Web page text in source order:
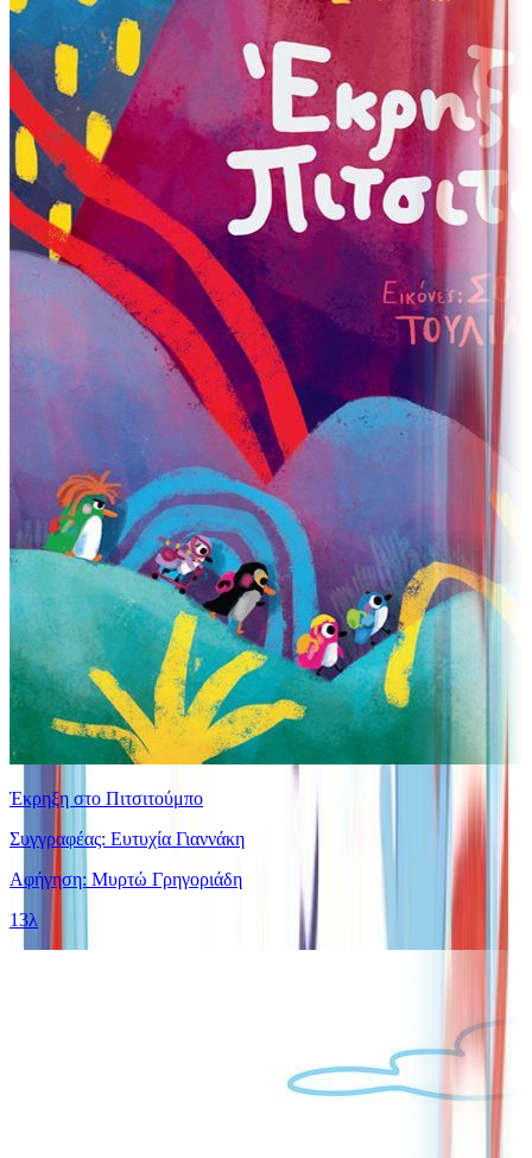
Έκρηξη στο Πιτσιτούμπο
Συγγραφέας: Ευτυχία Γιαννάκη
Αφήγηση: Μυρτώ Γρηγοριάδη
13λ